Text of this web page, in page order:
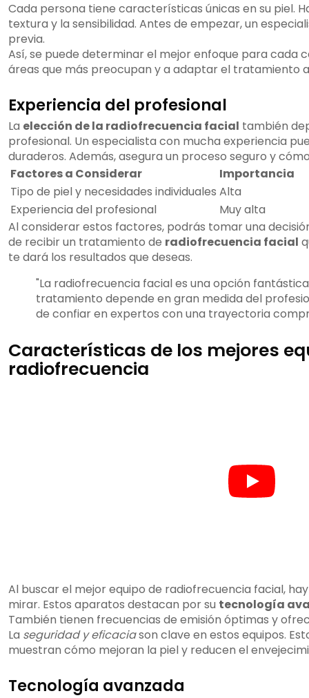
Cada persona tiene características únicas en su piel.
textura y la sensibilidad. Antes de empezar, un
previa.
Así, se puede determinar el mejor enfoque para cada
áreas que más preocupan y a adaptar el tratamiento
Experiencia del profesional
La elección de la radiofrecuencia facial también
profesional. Un especialista con mucha experiencia
duraderos. Además, asegura un proceso seguro y
Factores a Considerar
Importancia
Tipo de piel y necesidades individuales Alta
Experiencia del profesional
Muy alta
Al considerar estos factores, podrás tomar una
de recibir un tratamiento de radiofrecuencia facial
te dará los resultados que deseas.
"La radiofrecuencia facial es una opción
tratamiento depende en gran medida del
de confiar en expertos con una trayectoria
Características de los mejores
radiofrecuencia
Al buscar el mejor equipo de radiofrecuencia facial,
mirar. Estos aparatos destacan por su tecnología
También tienen frecuencias de emisión óptimas y
La seguridad y eficaciason clave en estos equipos.
muestran cómo mejoran la piel y reducen el
Tecnología avanzada